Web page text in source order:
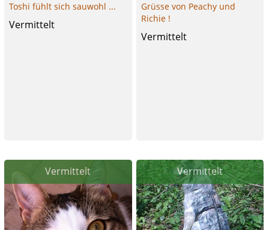
Toshi fühlt sich sauwohl ...
Vermittelt
Grüsse von Peachy und
Richie !
Vermittelt
Vermittelt Vermittelt